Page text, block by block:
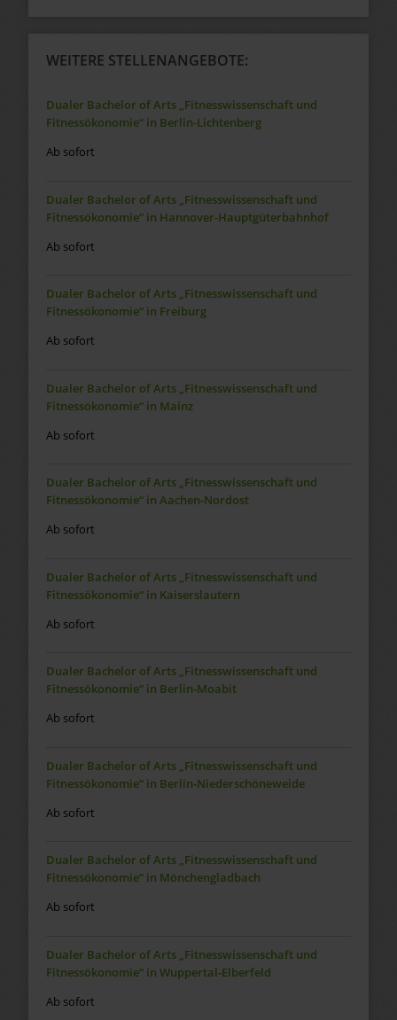
WEITERE STELLENANGEBOTE:
Dualer Bachelor of Arts „Fitnesswissenschaft und
Fitnessökonomie“ in Berlin-Lichtenberg
Ab sofort
Dualer Bachelor of Arts „Fitnesswissenschaft und
Fitnessökonomie“ in Hannover-Hauptgüterbahnhof
Ab sofort
Dualer Bachelor of Arts „Fitnesswissenschaft und
Fitnessökonomie“ in Freiburg
Ab sofort
Dualer Bachelor of Arts „Fitnesswissenschaft und
Fitnessökonomie“ in Mainz
Ab sofort
Dualer Bachelor of Arts „Fitnesswissenschaft und
Fitnessökonomie“ in Aachen-Nordost
Ab sofort
Dualer Bachelor of Arts „Fitnesswissenschaft und
Fitnessökonomie“ in Kaiserslautern
Ab sofort
Dualer Bachelor of Arts „Fitnesswissenschaft und
Fitnessökonomie“ in Berlin-Moabit
Ab sofort
Dualer Bachelor of Arts „Fitnesswissenschaft und
Fitnessökonomie“ in Berlin-Niederschöneweide
Ab sofort
Dualer Bachelor of Arts „Fitnesswissenschaft und
Fitnessökonomie“ in Mönchengladbach
Ab sofort
Dualer Bachelor of Arts „Fitnesswissenschaft und
Fitnessökonomie“ in Wuppertal-Elberfeld
Ab sofort